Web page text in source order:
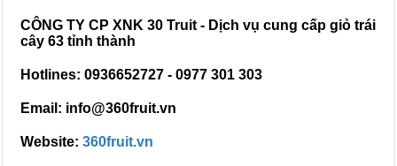
CÔNG TY CP XNK 30 Truit - Dịch vụ cung cấp giỏ trái
cây 63 tỉnh thành
Hotlines: 0936652727 - 0977 301 303
Email: info@360fruit.vn
Website: 360fruit.vn